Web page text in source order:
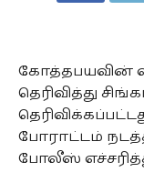
கோத்தபயவின்
தெரிவித்து
போராட்டம்
போலீஸ்